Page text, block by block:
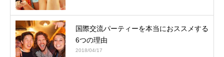
国際交流パーティーを本当におススメする
6つの理由
2018/04/17